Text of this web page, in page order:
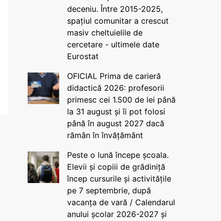
deceniu. Între 2015-2025,
spațiul comunitar a crescut
masiv cheltuielile de
cercetare - ultimele date
Eurostat
OFICIAL Prima de carieră
didactică 2026: profesorii
primesc cei 1.500 de lei până
la 31 august și îi pot folosi
până în august 2027 dacă
rămân în învățământ
Peste o lună începe școala.
Elevii și copiii de grădiniță
încep cursurile și activitățile
pe 7 septembrie, după
vacanța de vară / Calendarul
anului școlar 2026-2027 și